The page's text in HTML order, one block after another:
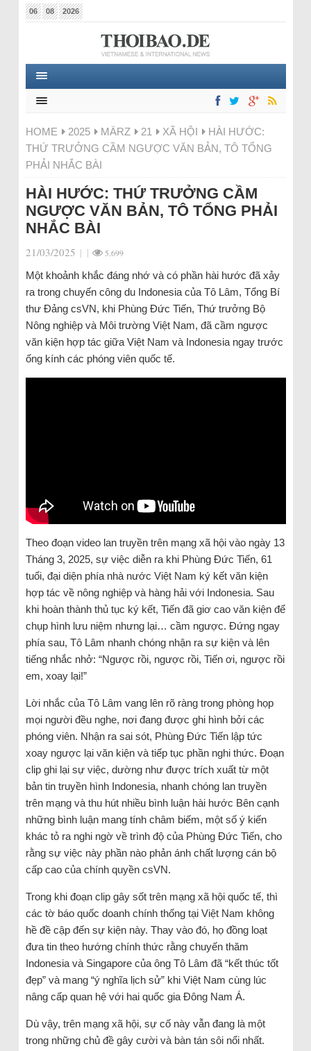
06 08 2026
HOME 2025 MÄRZ 21 XÃ HỘI
HÀI HƯỚC:
THỨ TRƯỞNG CẦM NGƯỢC VĂN BẢN, TÔ TỔNG
PHẢI NHẮC BÀI
HÀI HƯỚC: THỨ TRƯỞNG CẦM
NGƯỢC VĂN BẢN, TÔ TỔNG PHẢI
NHẮC BÀI
21/03/2025 | | 5.699
Một khoảnh khắc đáng nhớ và có phần hài hước đã xảy
ra trong chuyến công du Indonesia của Tô Lâm, Tổng Bí
thư Đảng csVN, khi Phùng Đức Tiến, Thứ trưởng Bộ
Nông nghiệp và Môi trường Việt Nam, đã cầm ngược
văn kiện hợp tác giữa Việt Nam và Indonesia ngay trước
ống kính các phóng viên quốc tế.
Theo đoạn video lan truyền trên mạng xã hội vào ngày 13
Tháng 3, 2025, sự việc diễn ra khi Phùng Đức Tiến, 61
tuổi, đại diện phía nhà nước Việt Nam ký kết văn kiện
hợp tác về nông nghiệp và hàng hải với Indonesia. Sau
khi hoàn thành thủ tục ký kết, Tiến đã giơ cao văn kiện để
chụp hình lưu niệm nhưng lại… cầm ngược. Đứng ngay
phía sau, Tô Lâm nhanh chóng nhận ra sự kiện và lên
tiếng nhắc nhở: “Ngược rồi, ngược rồi, Tiến ơi, ngược rồi
em, xoay lại!”
Lời nhắc của Tô Lâm vang lên rõ ràng trong phòng họp
mọi người đều nghe, nơi đang được ghi hình bởi các
phóng viên. Nhận ra sai sót, Phùng Đức Tiến lập tức
xoay ngược lại văn kiện và tiếp tục phần nghi thức. Đoạn
clip ghi lại sự việc, dường như được trích xuất từ một
bản tin truyền hình Indonesia, nhanh chóng lan truyền
trên mạng và thu hút nhiều bình luận hài hước Bên cạnh
những bình luận mang tính châm biếm, một số ý kiến
khác tỏ ra nghi ngờ về trình độ của Phùng Đức Tiến, cho
rằng sự việc này phần nào phản ánh chất lượng cán bộ
cấp cao của chính quyền csVN.
Trong khi đoạn clip gây sốt trên mạng xã hội quốc tế, thì
các tờ báo quốc doanh chính thống tại Việt Nam không
hề đề cập đến sự kiện này. Thay vào đó, họ đồng loạt
đưa tin theo hướng chính thức rằng chuyến thăm
Indonesia và Singapore của ông Tô Lâm đã “kết thúc tốt
đẹp” và mang “ý nghĩa lịch sử” khi Việt Nam cùng lúc
nâng cấp quan hệ với hai quốc gia Đông Nam Á.
Dù vậy, trên mạng xã hội, sự cố này vẫn đang là một
trong những chủ đề gây cười và bàn tán sôi nổi nhất.